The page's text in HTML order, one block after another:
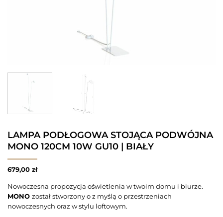
LAMPA PODŁOGOWA STOJĄCA PODWÓJNA
MONO 120CM 10W GU10 | BIAŁY
679,00 zł
Nowoczesna propozycja oświetlenia w twoim domu i biurze.
MONO został stworzony o z myślą o przestrzeniach
nowoczesnych oraz w stylu loftowym.